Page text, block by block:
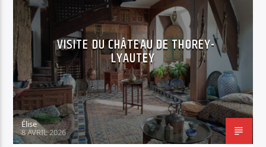
VISITE DU CHÂTEAU DE THOREY-
LYAUTEY
Élise
8 AVRIL 2026